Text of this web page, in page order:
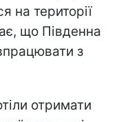
на території
що Південна
з
отримати